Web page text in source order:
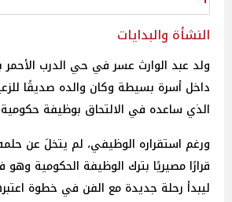
النشأة والبدايات
داخل أسرة بسيطة وكان والده صديقًا
الذي ساعده في الالتحاق بوظيفة حكومية
ورغم استقراره الوظيفي، لم يتخلَ عن
قرارًا مصيريًا بترك الوظيفة الحكومية
ليبدأ رحلة جديدة مع الفن في خطوة